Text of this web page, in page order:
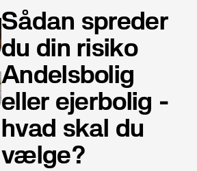
Sådan spreder
du din risiko
Andelsbolig
eller ejerbolig -
hvad skal du
vælge?